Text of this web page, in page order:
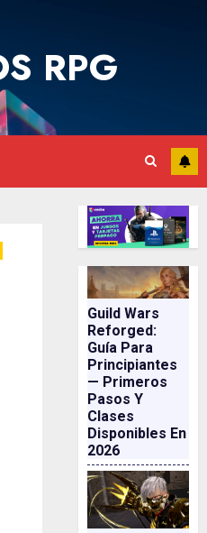
RPG
Guild Wars
Reforged:
Guía Para
Principiantes
— Primeros
Pasos Y
Clases
Disponibles En
2026